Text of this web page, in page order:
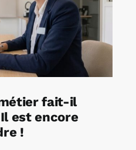
fait-il
est encore
!